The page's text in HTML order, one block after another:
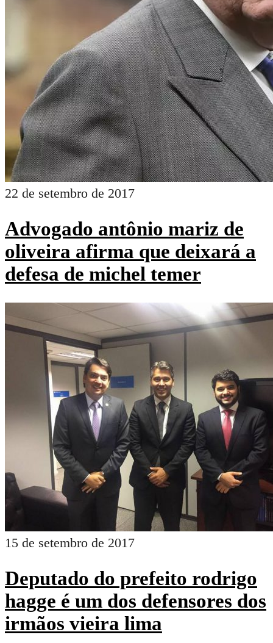
22 de setembro de 2017
Advogado antônio mariz de
oliveira afirma que deixará a
defesa de michel temer
15 de setembro de 2017
Deputado do prefeito rodrigo
hagge é um dos defensores dos
irmãos vieira lima